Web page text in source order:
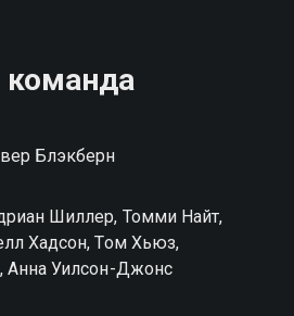
Блэкберн
Шиллер, Томми Найт,
Хадсон, Том Хьюз,
Анна Уилсон-Джонс